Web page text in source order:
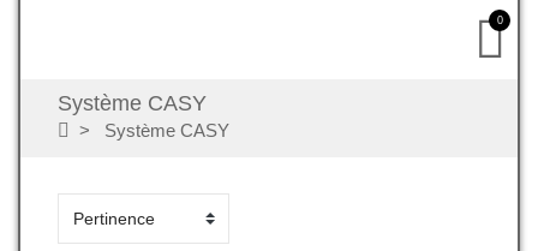
0
Système CASY
Système CASY